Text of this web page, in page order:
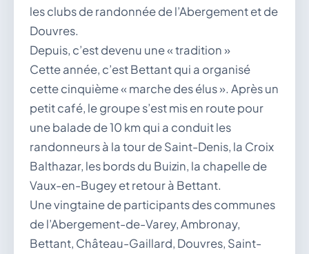
Découvrir la commune
VENDREDI 7 AOÛT 2026
Secrétariat ouvert
Lundi, mardi, jeudi, vendredi de 8h30 à 12h et
après-midi sur rendez-vous. Samedi sur rendez-
04 74 38 22 78
mairie@douvres.fr
140 Place de la Babillière, 01500 Douvres
Contacter la mairie
les clubs de randonnée de l’Abergement et de
Douvres.
Depuis, c’est devenu une « tradition »
Cette année, c’est Bettant qui a organisé
cette cinquième « marche des élus ». Après un
petit café, le groupe s’est mis en route pour
une balade de 10 km qui a conduit les
randonneurs à la tour de Saint-Denis, la Croix
Balthazar, les bords du Buizin, la chapelle de
Vaux-en-Bugey et retour à Bettant.
Une vingtaine de participants des communes
de l’Abergement-de-Varey, Ambronay,
Bettant, Château-Gaillard, Douvres, Saint-